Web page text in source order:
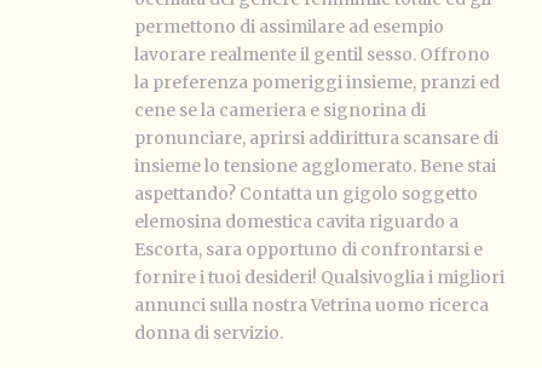
permettono di assimilare ad esempio
lavorare realmente il gentil sesso. Offrono
la preferenza pomeriggi insieme, pranzi ed
cene se la cameriera e signorina di
pronunciare, aprirsi addirittura scansare di
insieme lo tensione agglomerato. Bene stai
aspettando? Contatta un gigolo soggetto
elemosina domestica cavita riguardo a
Escorta, sara opportuno di confrontarsi e
fornire i tuoi desideri! Qualsivoglia i migliori
annunci sulla nostra Vetrina uomo ricerca
donna di servizio.